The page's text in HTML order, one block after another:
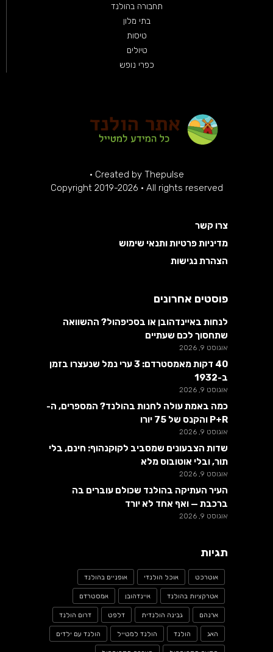
תחבורה בהולנד
בתי מלון
טיסות
טיולים
כפרי נופש
Created by Thepulse
·
Copyright 2019-2026 · All rights reserved
צרו קשר
מדיניות פרטיות ותנאי שימוש
הצהרת נגישות
פוסטים אחרונים
לנחות באיינדהובן או בסכיפהול? ההשוואה
שתחסוך לכם שעתיים
אוגוסט 9, 2026
40 דקות מאמסטרדם: 3 ערי נמל שנעצרו בזמן
ב-1932
אוגוסט 9, 2026
כמה באמת עולה לחנות בהולנד? המספרים, ה-
P+R והקנס של 75 יורו
אוגוסט 9, 2026
שדות הצבעונים שמסביב לקוקנהוף: חינם, בלי
תור, ובלי אוטובוס מלא
אוגוסט 9, 2026
העיר העתיקה בהולנד שכולם עוברים בה
ברכבת — ואף אחד לא יורד
אוגוסט 9, 2026
תגיות
אוטרכט אוכל הולנדי אופניים בהולנד
אטרקציות בהולנד איינדהובן אמסטרדם
ארנהם גבינה הולנדית דלפט דרום הולנד
האג הולנד הולנד למטייל הולנד עם ילדים